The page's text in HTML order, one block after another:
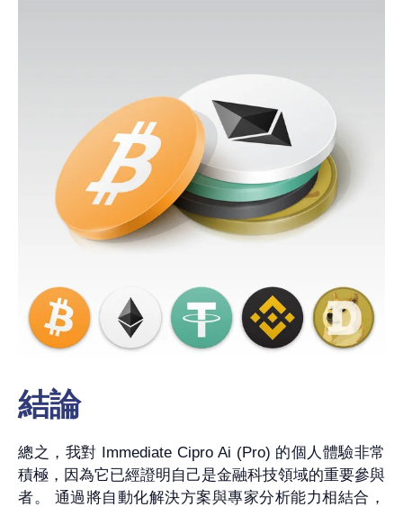
結論
總之，我對 Immediate Cipro Ai (Pro) 的個人體驗非常
積極，因為它已經證明自己是金融科技領域的重要參與
者。 通過將自動化解決方案與專家分析能力相結合，